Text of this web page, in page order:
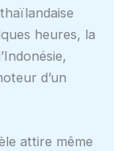
heures, la
d’un
attire même